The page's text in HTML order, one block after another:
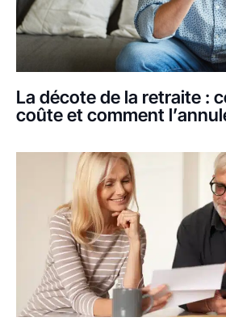
La décote de la retraite :
coûte et comment